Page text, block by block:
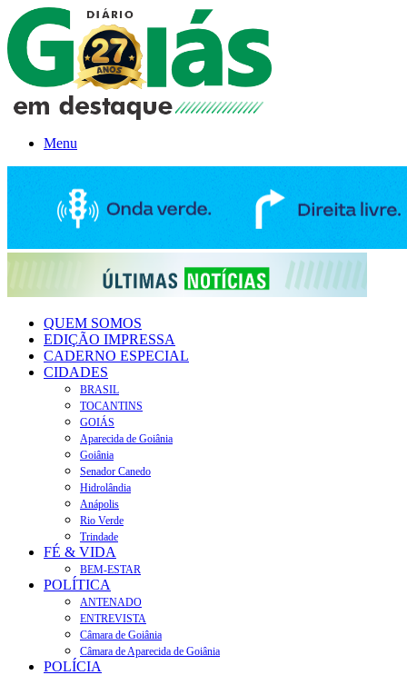
Menu
QUEM SOMOS
EDIÇÃO IMPRESSA
CADERNO ESPECIAL
CIDADES
BRASIL
TOCANTINS
GOIÁS
Aparecida de Goiânia
Goiânia
Senador Canedo
Hidrolândia
Anápolis
Rio Verde
Trindade
FÉ & VIDA
BEM-ESTAR
POLÍTICA
ANTENADO
ENTREVISTA
Câmara de Goiânia
Câmara de Aparecida de Goiânia
POLÍCIA